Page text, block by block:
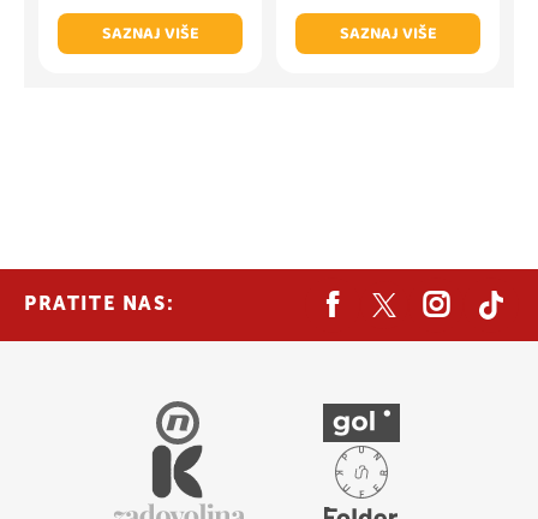
SAZNAJ VIŠE
SAZNAJ VIŠE
PRATITE NAS: